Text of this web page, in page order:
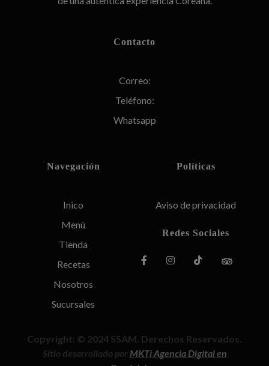
Contacto
Correo:
Teléfono:
Whatsapp
Navegación
Inico
Menú
Tienda
Recetas
Nosotros
Sucursales
Políticas
Aviso de privacidad
Redes Sociales
Copyright: © 2024 SSAM. Derechos Reservados.
Sitio desarrollado por MKTi Agencia Digital en